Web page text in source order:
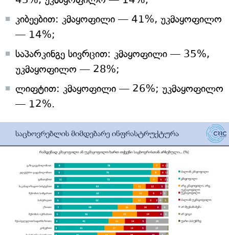
კიბეებით: კმაყოფილი — 41%, უკმაყოფილო
— 14%;
საპარკინგე სივრცით: კმაყოფილი — 35%,
უკმაყოფილო — 28%;
ლიფტით: კმაყოფილი — 26%; უკმაყოფილო
— 12%.